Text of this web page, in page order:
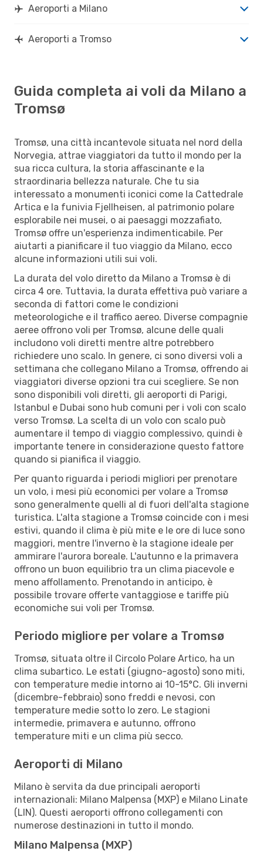
Aeroporti a Milano
Aeroporti a Tromso
Guida completa ai voli da Milano a
Tromsø
Tromsø, una città incantevole situata nel nord della
Norvegia, attrae viaggiatori da tutto il mondo per la
sua ricca cultura, la storia affascinante e la
straordinaria bellezza naturale. Che tu sia
interessato a monumenti iconici come la Cattedrale
Artica e la funivia Fjellheisen, al patrimonio polare
esplorabile nei musei, o ai paesaggi mozzafiato,
Tromsø offre un'esperienza indimenticabile. Per
aiutarti a pianificare il tuo viaggio da Milano, ecco
alcune informazioni utili sui voli.
La durata del volo diretto da Milano a Tromsø è di
circa 4 ore. Tuttavia, la durata effettiva può variare a
seconda di fattori come le condizioni
meteorologiche e il traffico aereo. Diverse compagnie
aeree offrono voli per Tromsø, alcune delle quali
includono voli diretti mentre altre potrebbero
richiedere uno scalo. In genere, ci sono diversi voli a
settimana che collegano Milano a Tromsø, offrendo ai
viaggiatori diverse opzioni tra cui scegliere. Se non
sono disponibili voli diretti, gli aeroporti di Parigi,
Istanbul e Dubai sono hub comuni per i voli con scalo
verso Tromsø. La scelta di un volo con scalo può
aumentare il tempo di viaggio complessivo, quindi è
importante tenere in considerazione questo fattore
quando si pianifica il viaggio.
Per quanto riguarda i periodi migliori per prenotare
un volo, i mesi più economici per volare a Tromsø
sono generalmente quelli al di fuori dell'alta stagione
turistica. L'alta stagione a Tromsø coincide con i mesi
estivi, quando il clima è più mite e le ore di luce sono
maggiori, mentre l'inverno è la stagione ideale per
ammirare l'aurora boreale. L'autunno e la primavera
offrono un buon equilibrio tra un clima piacevole e
meno affollamento. Prenotando in anticipo, è
possibile trovare offerte vantaggiose e tariffe più
economiche sui voli per Tromsø.
Periodo migliore per volare a Tromsø
Tromsø, situata oltre il Circolo Polare Artico, ha un
clima subartico. Le estati (giugno-agosto) sono miti,
con temperature medie intorno ai 10-15°C. Gli inverni
(dicembre-febbraio) sono freddi e nevosi, con
temperature medie sotto lo zero. Le stagioni
intermedie, primavera e autunno, offrono
temperature miti e un clima più secco.
Aeroporti di Milano
Milano è servita da due principali aeroporti
internazionali: Milano Malpensa (MXP) e Milano Linate
(LIN). Questi aeroporti offrono collegamenti con
numerose destinazioni in tutto il mondo.
Milano Malpensa (MXP)